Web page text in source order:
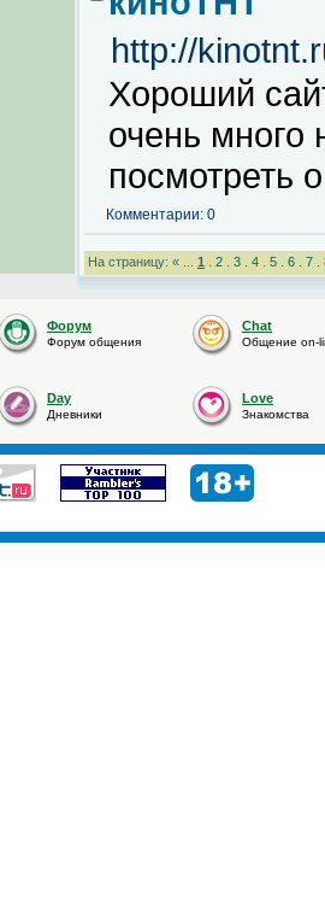
http://
Хороший
очень
посмотреть
Комментарии: 0
На страницу: « ... 1 2 3 4 5 6 7
Форум
Форум общения
Chat
Общение on-
Day
Дневники
Love
Знакомства